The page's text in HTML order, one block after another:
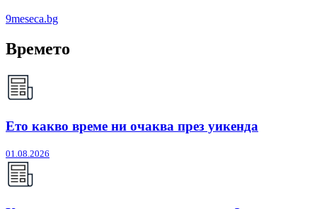
9meseca.bg
Времето
Ето какво време ни очаква през уикенда
01.08.2026